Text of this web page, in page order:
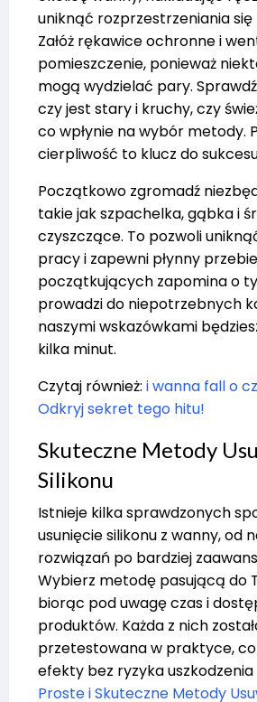
uniknąć rozprzestrzeniania się
Załóż rękawice ochronne i
pomieszczenie, ponieważ
mogą wydzielać pary.
czy jest stary i kruchy, czy
co wpłynie na wybór metody.
cierpliwość to klucz do
Początkowo zgromadź
takie jak szpachelka, gąbka i
czyszczące. To pozwoli
pracy i zapewni płynny
początkujących zapomina o
prowadzi do niepotrzebnych
naszymi wskazówkami
kilka minut.
Czytaj również: i wanna fall o
Odkryj sekret tego hitu!
Skuteczne Metody
Silikonu
Istnieje kilka sprawdzonych
usunięcie silikonu z wanny, od
rozwiązań po bardziej
Wybierz metodę pasującą do
biorąc pod uwagę czas i
produktów. Każda z nich
przetestowana w praktyce,
efekty bez ryzyka
Proste i Skuteczne Metody